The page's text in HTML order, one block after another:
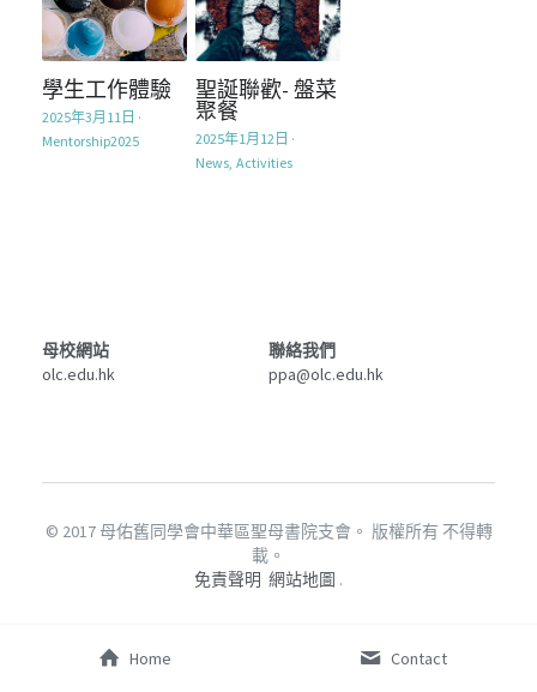
學生工作體驗
2025年3月11日 ·
Mentorship2025
聖誕聯歡- 盤菜
聚餐
2025年1月12日 ·
News, Activities
母校網站
olc.edu.hk
聯絡我們
ppa@olc.edu.hk
© 2017 母佑舊同學會中華區聖母書院支會。 版權所有 不得轉
載。
免責聲明 網站地圖 .
Home Contact